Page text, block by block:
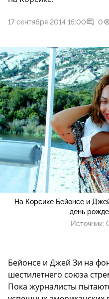
17 сентября 2014 15:00 0
На Корсике Бейонсе и
день
Источник:
Бейонсе и Джей Зи на
шестилетнего союза
Пока журналисты